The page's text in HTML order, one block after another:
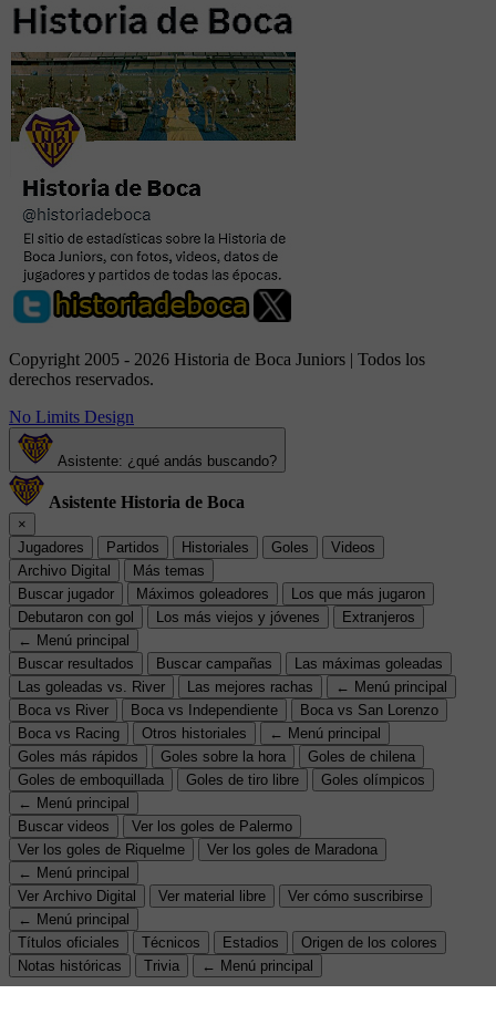
Copyright 2005 - 2026 Historia de Boca Juniors | Todos los
derechos reservados.
No Limits Design
Asistente: ¿qué andás buscando?
Asistente Historia de Boca
×
Jugadores
Partidos Historiales Goles
Videos
Archivo Digital
Más temas
Buscar jugador
Máximos goleadores
Los que más jugaron
Debutaron con gol
Los más viejos y jóvenes
Extranjeros
← Menú principal
Buscar resultados
Buscar campañas
Las máximas goleadas
Las goleadas vs. River
Las mejores rachas
← Menú principal
Boca vs River
Boca vs Independiente
Boca vs San Lorenzo
Boca vs Racing
Otros historiales
← Menú principal
Goles más rápidos
Goles sobre la hora
Goles de chilena
Goles de emboquillada
Goles de tiro libre
Goles olímpicos
← Menú principal
Buscar videos
Ver los goles de Palermo
Ver los goles de Riquelme
Ver los goles de Maradona
← Menú principal
Ver Archivo Digital
Ver material libre
Ver cómo suscribirse
← Menú principal
Títulos oficiales
Técnicos Estadios
Origen de los colores
Notas históricas
Trivia ← Menú principal